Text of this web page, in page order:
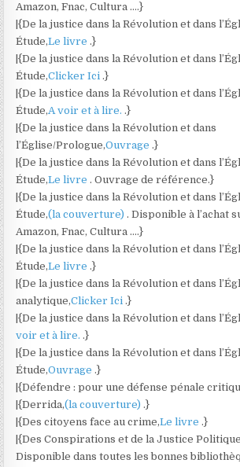
Amazon, Fnac, Cultura ….}
|{De la justice dans la Révolution et dans
Étude,Le livre.}
|{De la justice dans la Révolution et dans
Étude,Clicker Ici.}
|{De la justice dans la Révolution et dans
Étude,A voir et à lire..}
|{De la justice dans la Révolution et dans
l’Église/Prologue,Ouvrage.}
|{De la justice dans la Révolution et dans
Étude,Le livre. Ouvrage de référence.}
|{De la justice dans la Révolution et dans
Étude,(la couverture). Disponible à l’achat
Amazon, Fnac, Cultura ….}
|{De la justice dans la Révolution et dans
Étude,Le livre.}
|{De la justice dans la Révolution et dans
analytique,Clicker Ici.}
|{De la justice dans la Révolution et dans
voir et à lire..}
|{De la justice dans la Révolution et dans
Étude,Ouvrage.}
|{Défendre : pour une défense pénale
|{Derrida,(la couverture).}
|{Des citoyens face au crime,Le livre.}
|{Des Conspirations et de la Justice
Disponible dans toutes les bonnes